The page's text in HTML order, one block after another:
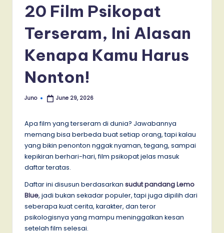
20 Film Psikopat
Terseram, Ini Alasan
Kenapa Kamu Harus
Nonton!
Posted
Juno June 29, 2026
Apa film yang terseram di dunia? Jawabannya
memang bisa berbeda buat setiap orang, tapi kalau
yang bikin penonton nggak nyaman, tegang, sampai
kepikiran berhari-hari, film psikopat jelas masuk
daftar teratas.
Daftar ini disusun berdasarkan sudut pandang Lemo
Blue, jadi bukan sekadar populer, tapi juga dipilih dari
seberapa kuat cerita, karakter, dan teror
psikologisnya yang mampu meninggalkan kesan
setelah film selesai.